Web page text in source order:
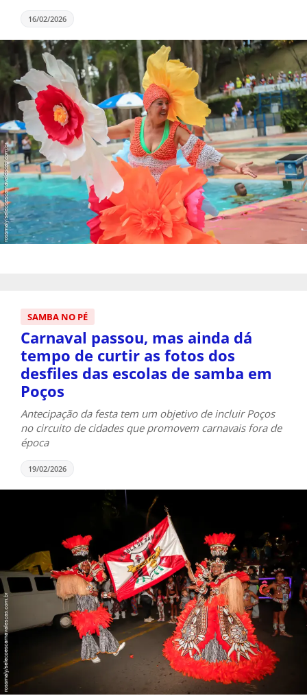
16/02/2026
SAMBA NO PÉ
Carnaval passou, mas ainda dá
tempo de curtir as fotos dos
desfiles das escolas de samba em
Poços
Antecipação da festa tem um objetivo de incluir Poços
no circuito de cidades que promovem carnavais fora de
época
19/02/2026